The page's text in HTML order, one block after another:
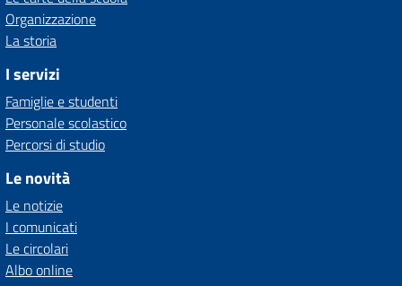
Organizzazione
La storia
I servizi
Famiglie e studenti
Personale scolastico
Percorsi di studio
Le novità
Le notizie
I comunicati
Le circolari
Albo online